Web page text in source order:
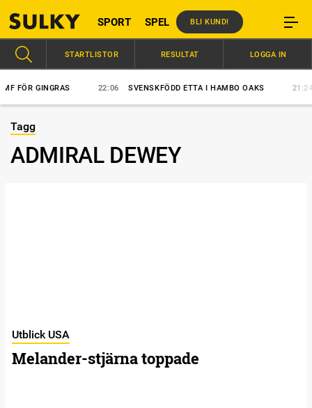
SPORT SPEL BLI KUND!
FÖR GINGRAS 22:06 SVENSKFÖDD ETTA I HAMBO OAKS 21:24
STARTLISTOR RESULTAT LOGGA IN
Tagg
ADMIRAL DEWEY
Utblick USA
Melander-stjärna toppade